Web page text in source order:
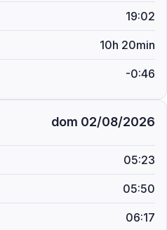
19:02
10h 20min
-0:46
dom 02/08/2026
05:23
05:50
06:17